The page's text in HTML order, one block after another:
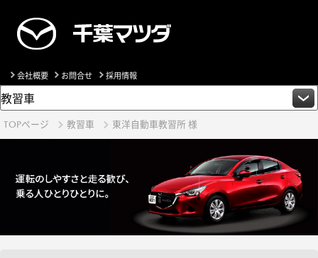
会社概要 お問合せ 採用情報
TOPページ 教習車 東洋自動車教習所 様